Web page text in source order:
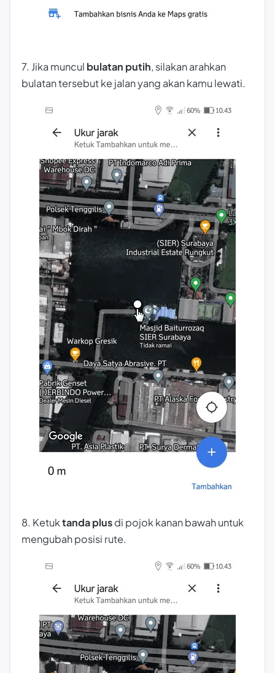
7. Jika muncul bulatan putih, silakan arahkan
bulatan tersebut ke jalan yang akan kamu lewati.
8. Ketuktanda plusdi pojok kanan bawah untuk
mengubah posisi rute.